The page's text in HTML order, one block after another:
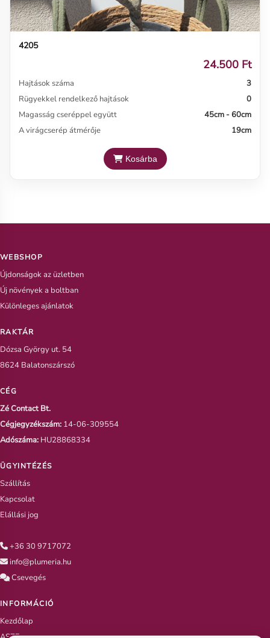
4205
24.500 Ft
Hajtások száma
3
Rügyekkel rendelkező hajtások
0
Magasság cseréppel együtt
45cm - 60cm
A virágcserép átmérője
19cm
Kosárba
WEBSHOP
Újdonságok az üzletben
Új növények a boltban
Különleges ajánlatok
RAKTÁR
Dózsa György ut. 54
8624 Balatonszárszó
CÉG
Zé Contact Bt.
Cégjegyzékszám: 14-06-309554
Adószáma: HU28868334
ÜGYINTÉZÉS
Szállítás
Kapcsolat
Elállási jog
+36 30 9717072
info@plumeria.hu
Csevegés
INFORMÁCIÓ
Kezdőlap